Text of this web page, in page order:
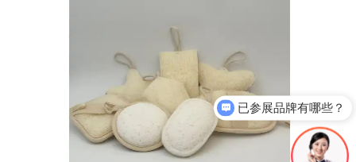
已参展品牌有哪些？